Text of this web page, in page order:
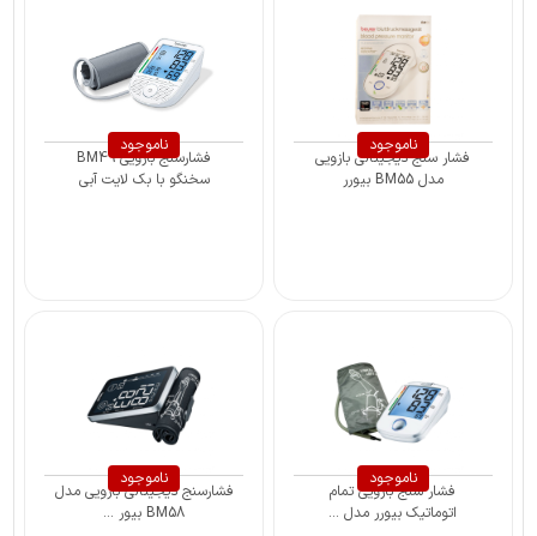
ناموجود
فشار سنج دیجیتالی بازویی
مدل BM55 بیورر
ناموجود
فشارسنج بازویی BM49
سخنگو با بک لایت آبی
ناموجود
فشار سنج بازویی تمام
اتوماتیک بیورر مدل ...
ناموجود
‎‌فشارسنج ‎دیجیتالی بازویی مدل
BM58 بیور ...